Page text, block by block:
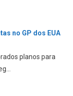
no GP dos EUA
planos para